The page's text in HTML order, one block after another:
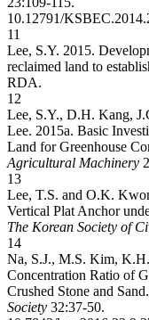
10.12791/
11
Lee, S.Y. 2015.
reclaimed land to
RDA.
12
Lee, S.Y., D.H. Kang,
Lee. 2015a. Basic
Land for Greenhouse
Agricultural Machinery
13
Lee, T.S. and O.K.
Vertical Plat Anchor
The Korean Society of
14
Na, S.J., M.S. Kim,
Concentration Ratio of
Crushed Stone and Sand.
Society 32:37-50.